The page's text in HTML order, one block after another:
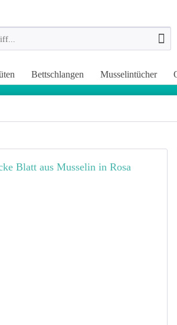
Bettschlangen Musselintücher